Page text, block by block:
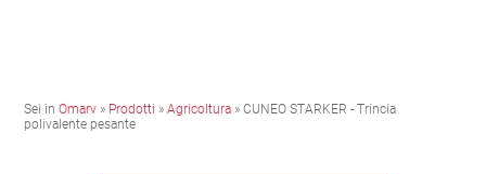
Sei inOmarv » Prodotti »Agricoltura » CUNEO STARKER - Trincia
polivalente pesante